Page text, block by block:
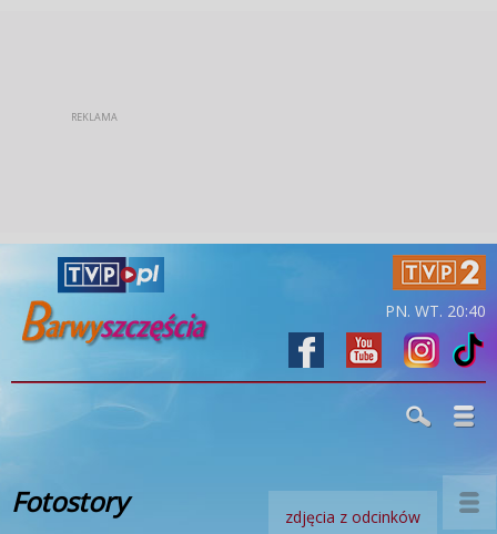
PN. WT. 20:40
Fotostory zdjęcia z odcinków